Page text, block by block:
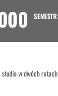
SEMESTR
studia w dwóch ratach